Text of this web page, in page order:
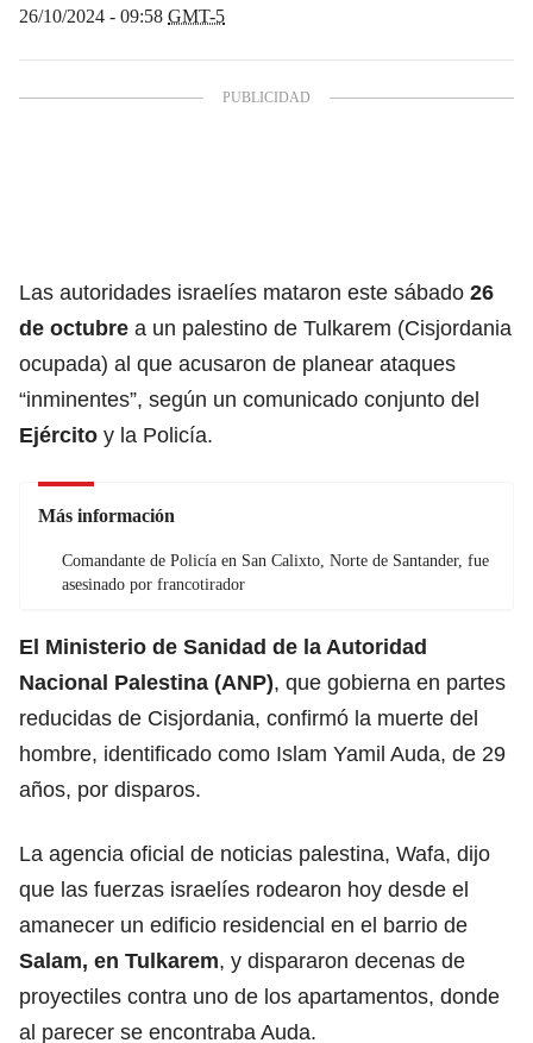
26/10/2024 - 09:58 GMT-5
Las autoridades israelíes mataron este sábado 26
de octubre a un palestino de Tulkarem (Cisjordania
ocupada) al que acusaron de planear ataques
“inminentes”, según un comunicado conjunto del
Ejército y la Policía.
Más información
Comandante de Policía en San Calixto, Norte de Santander, fue
asesinado por francotirador
El Ministerio de Sanidad de la Autoridad
Nacional Palestina (ANP), que gobierna en partes
reducidas de Cisjordania, confirmó la muerte del
hombre, identificado como Islam Yamil Auda, de 29
años, por disparos.
La agencia oficial de noticias palestina, Wafa, dijo
que las fuerzas israelíes rodearon hoy desde el
amanecer un edificio residencial en el barrio de
Salam, en Tulkarem, y dispararon decenas de
proyectiles contra uno de los apartamentos, donde
al parecer se encontraba Auda.